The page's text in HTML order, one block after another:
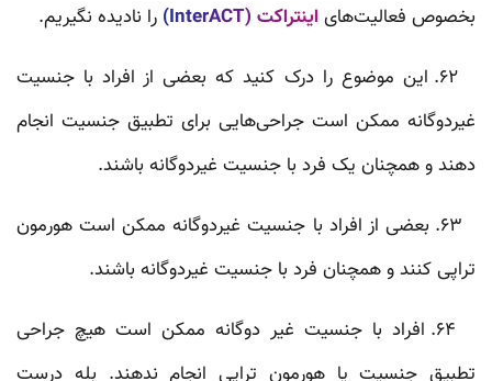
بخصوص فعالیت‌های اینتر‌اکت (InterACT) را نادیده نگیریم.
۶۲. این موضوع را درک کنید که بعضی از افراد با جنسیت
غیردوگانه ممکن است جراحی‌هایی برای تطبیق جنسیت انجام
دهند و همچنان یک فرد با جنسیت غیردوگانه باشند.
۶۳. بعضی از افراد با جنسیت غیردوگانه ممکن است هورمون
تراپی کنند و همچنان فرد با جنسیت غیردوگانه باشند.
۶۴. افراد با جنسیت غیر دو‌گانه‌ ممکن است هیچ جراحی
تطبیق جنسیت یا هورمون تراپی انجام ندهند. بله درست